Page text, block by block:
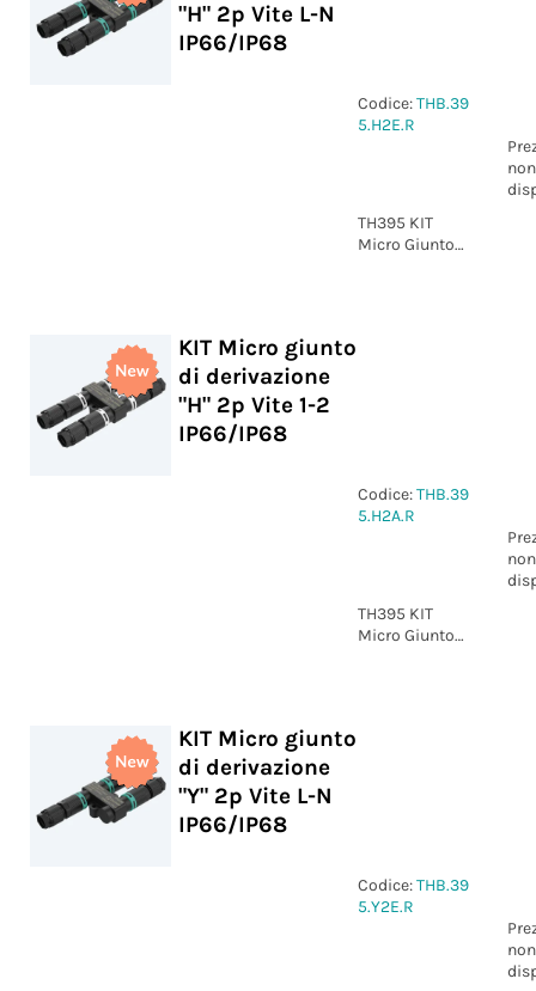
"H" 2p Vite L-N
IP66/IP68
Codice:THB.39
5.H2E.R
non
TH395 KIT
Micro Giunto
KIT Micro giunto
di derivazione
"H" 2p Vite 1-2
IP66/IP68
Codice:THB.39
5.H2A.R
non
TH395 KIT
Micro Giunto
KIT Micro giunto
di derivazione
"Y" 2p Vite L-N
IP66/IP68
Codice:THB.39
5.Y2E.R
non